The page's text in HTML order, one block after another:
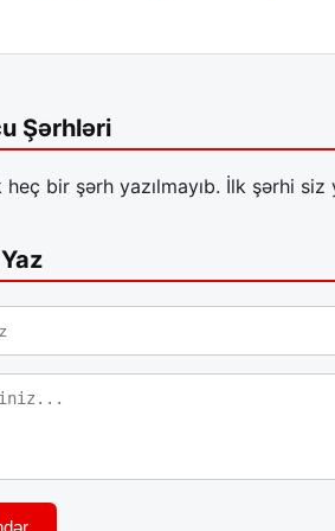
Şərhləri
heç bir şərh yazılmayıb. İlk şərhi siz